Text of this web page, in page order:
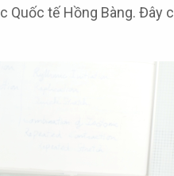
tế Hồng Bàng. Đây